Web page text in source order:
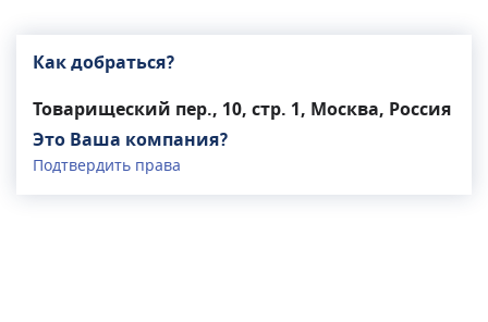
Как добраться?
Товарищеский пер., 10, стр. 1, Москва, Россия
Это Ваша компания?
Подтвердить права